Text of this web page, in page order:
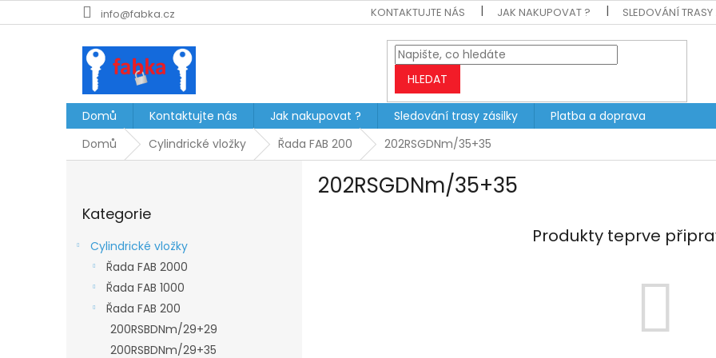
na
info@fabka.cz KONTAKTUJTE NÁS JAK NAKUPOVAT ? SLEDOVÁNÍ TRASY
HLEDAT
Domů Kontaktujte nás Jak nakupovat ? Sledování trasy zásilky
Platba a doprava
Domů
Cylindrické vložky Řada FAB 200 202RSGDNm/35+35
kategorie
Kategorie
Cylindrické vložky
Řada FAB 2000
Řada FAB 1000
Řada FAB 200
200RSBDNm/29+29
200RSBDNm/29+35
202RSGDNm/35+35
Produkty teprve